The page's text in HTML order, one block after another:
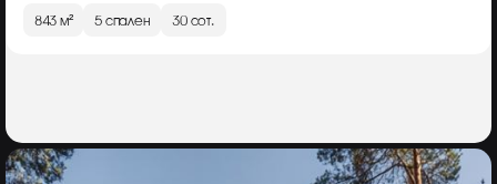
843 м² 5 спален 30 сот.